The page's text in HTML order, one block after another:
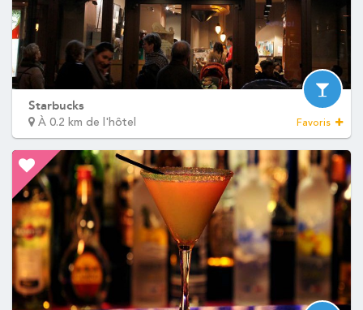
Starbucks
À 0.2 km de l'hôtel Favoris